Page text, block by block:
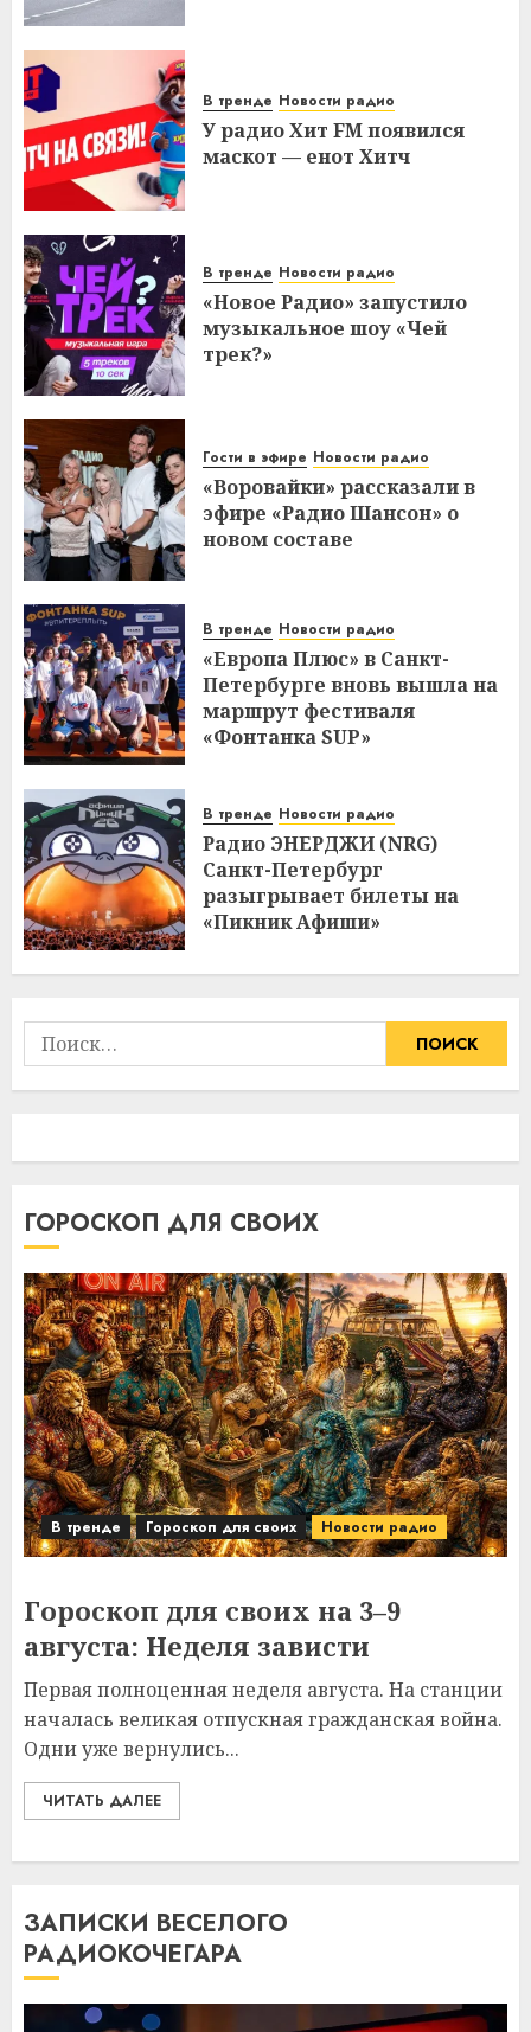
В тренде Новости радио
У радио Хит FM появился
маскот — енот Хитч
В тренде Новости радио
«Новое Радио» запустило
музыкальное шоу «Чей
трек?»
Гости в эфире Новости радио
«Воровайки» рассказали в
эфире «Радио Шансон» о
новом составе
В тренде Новости радио
«Европа Плюс» в Санкт-
Петербурге вновь вышла на
маршрут фестиваля
«Фонтанка SUP»
В тренде Новости радио
Радио ЭНЕРДЖИ (NRG)
Санкт-Петербург
разыгрывает билеты на
«Пикник Афиши»
Найти:
ГОРОСКОП ДЛЯ СВОИХ
В тренде Гороскоп для своих Новости радио
Гороскоп для своих на 3–9
августа: Неделя зависти
Первая полноценная неделя августа. На станции
началась великая отпускная гражданская война.
Одни уже вернулись...
ЧИТАТЬ ДАЛЕЕ
ЗАПИСКИ ВЕСЕЛОГО
РАДИОКОЧЕГАРА